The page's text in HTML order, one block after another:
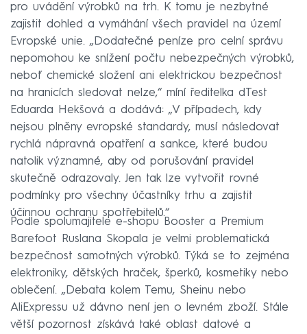
pro uvádění výrobků na trh. K tomu je nezbytné
zajistit dohled a vymáhání všech pravidel na území
Evropské unie. „Dodatečné peníze pro celní správu
nepomohou ke snížení počtu nebezpečných výrobků,
neboť chemické složení ani elektrickou bezpečnost
na hranicích sledovat nelze,“ míní ředitelka dTest
Eduarda Hekšová a dodává: „V případech, kdy
nejsou plněny evropské standardy, musí následovat
rychlá nápravná opatření a sankce, které budou
natolik významné, aby od porušování pravidel
skutečně odrazovaly. Jen tak lze vytvořit rovné
podmínky pro všechny účastníky trhu a zajistit
účinnou ochranu spotřebitelů.“
Podle spolumajitele e-shopu Booster a Premium
Barefoot Ruslana Skopala je velmi problematická
bezpečnost samotných výrobků. Týká se to zejména
elektroniky, dětských hraček, šperků, kosmetiky nebo
oblečení. „Debata kolem Temu, Sheinu nebo
AliExpressu už dávno není jen o levném zboží. Stále
větší pozornost získává také oblast datové a